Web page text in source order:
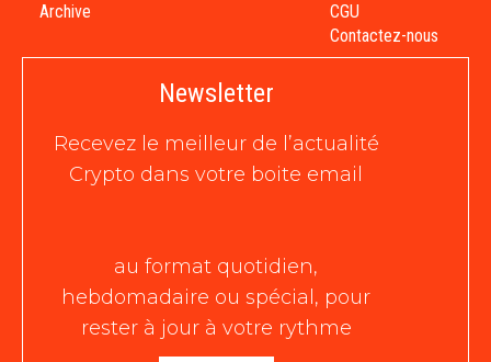
Archive
CGU
Contactez-nous
Newsletter
Recevez le meilleur de l’actualité
Crypto dans votre boite email
au format quotidien,
hebdomadaire ou spécial, pour
rester à jour à votre rythme